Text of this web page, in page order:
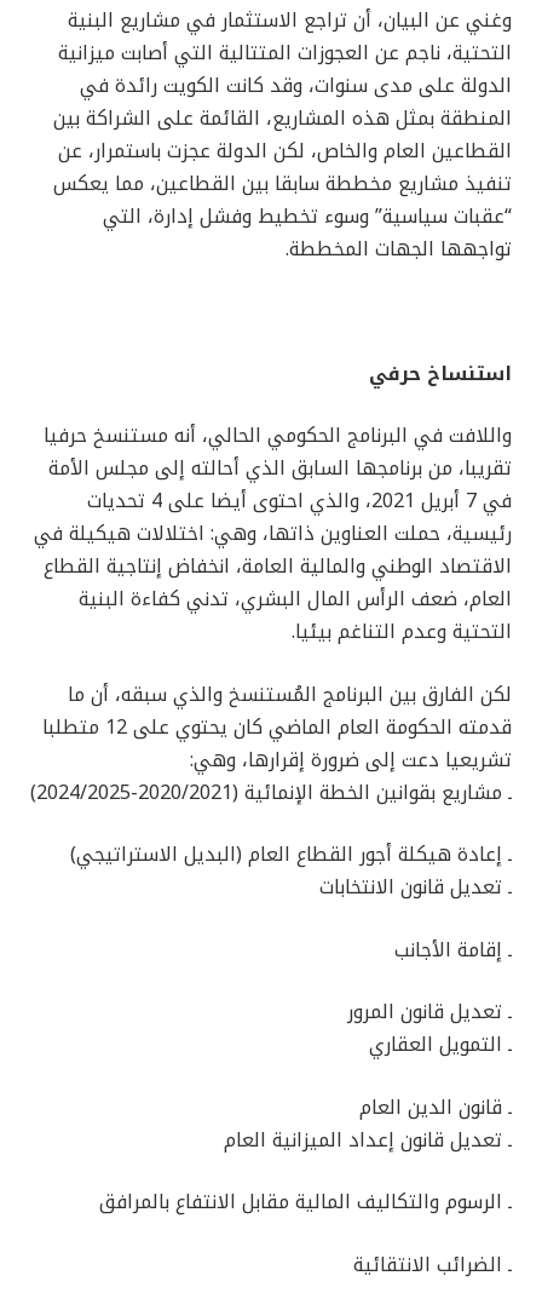
وغني عن البيان، أن تراجع الاستثمار في مشاريع البنية
التحتية، ناجم عن العجوزات المتتالية التي أصابت ميزانية
الدولة على مدى سنوات، وقد كانت الكويت رائدة في
المنطقة بمثل هذه المشاريع، القائمة على الشراكة بين
القطاعين العام والخاص، لكن الدولة عجزت باستمرار، عن
تنفيذ مشاريع مخططة سابقا بين القطاعين، مما يعكس
“عقبات سياسية” وسوء تخطيط وفشل إدارة، التي
تواجهها الجهات المخططة.
استنساخ حرفي
واللافت في البرنامج الحكومي الحالي، أنه مستنسخ حرفيا
تقريبا، من برنامجها السابق الذي أحالته إلى مجلس الأمة
في 7 أبريل 2021، والذي احتوى أيضا على 4 تحديات
رئيسية، حملت العناوين ذاتها، وهي: اختلالات هيكيلة في
الاقتصاد الوطني والمالية العامة، انخفاض إنتاجية القطاع
العام، ضعف الرأس المال البشري، تدني كفاءة البنية
التحتية وعدم التناغم بيئيا.
لكن الفارق بين البرنامج المُستنسخ والذي سبقه، أن ما
قدمته الحكومة العام الماضي كان يحتوي على 12 متطلبا
تشريعيا دعت إلى ضرورة إقرارها، وهي:
ـ مشاريع بقوانين الخطة الإنمائية (2020/2021-2024/2025)
ـ إعادة هيكلة أجور القطاع العام (البديل الاستراتيجي)
ـ تعديل قانون الانتخابات
ـ إقامة الأجانب
ـ تعديل قانون المرور
ـ التمويل العقاري
ـ قانون الدين العام
ـ تعديل قانون إعداد الميزانية العام
ـ الرسوم والتكاليف المالية مقابل الانتفاع بالمرافق
ـ الضرائب الانتقائية